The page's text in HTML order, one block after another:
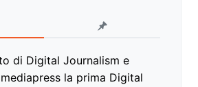
di Digital Journalism e
la prima Digital